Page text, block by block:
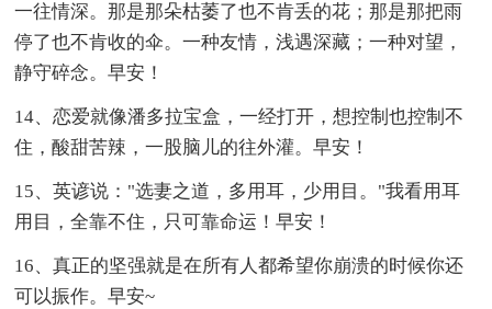
一往情深。那是那朵枯萎了也不肯丢的花；那是那把雨
停了也不肯收的伞。一种友情，浅遇深藏；一种对望，
静守碎念。早安！
14、恋爱就像潘多拉宝盒，一经打开，想控制也控制不
住，酸甜苦辣，一股脑儿的往外灌。早安！
15、英谚说："选妻之道，多用耳，少用目。"我看用耳
用目，全靠不住，只可靠命运！早安！
16、真正的坚强就是在所有人都希望你崩溃的时候你还
可以振作。早安~